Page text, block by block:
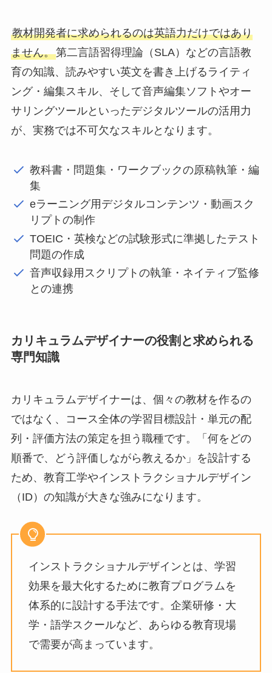
教材開発者に求められるのは英語力だけではあり
ません。第二言語習得理論（SLA）などの言語教
育の知識、読みやすい英文を書き上げるライティ
ング・編集スキル、そして音声編集ソフトやオー
サリングツールといったデジタルツールの活用力
が、実務では不可欠なスキルとなります。
教科書・問題集・ワークブックの原稿執筆・編
集
eラーニング用デジタルコンテンツ・動画スク
リプトの制作
TOEIC・英検などの試験形式に準拠したテスト
問題の作成
音声収録用スクリプトの執筆・ネイティブ監修
との連携
カリキュラムデザイナーの役割と求められる
専門知識
カリキュラムデザイナーは、個々の教材を作るの
ではなく、コース全体の学習目標設計・単元の配
列・評価方法の策定を担う職種です。「何をどの
順番で、どう評価しながら教えるか」を設計する
ため、教育工学やインストラクショナルデザイン
（ID）の知識が大きな強みになります。
インストラクショナルデザインとは、学習
効果を最大化するために教育プログラムを
体系的に設計する手法です。企業研修・大
学・語学スクールなど、あらゆる教育現場
で需要が高まっています。